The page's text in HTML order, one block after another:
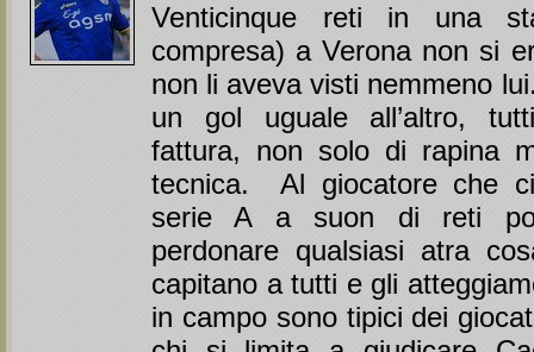
Venticinque reti in una
compresa) a Verona non si
non li aveva visti nemmeno
un gol uguale all’altro,
fattura, non solo di rapina
tecnica. Al giocatore che
serie A a suon di reti
perdonare qualsiasi atra
capitano a tutti e gli
in campo sono tipici dei